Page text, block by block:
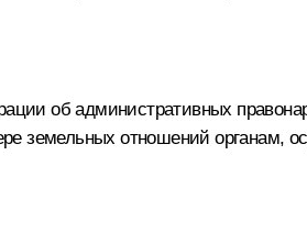
об административных
земельных отношений органам,